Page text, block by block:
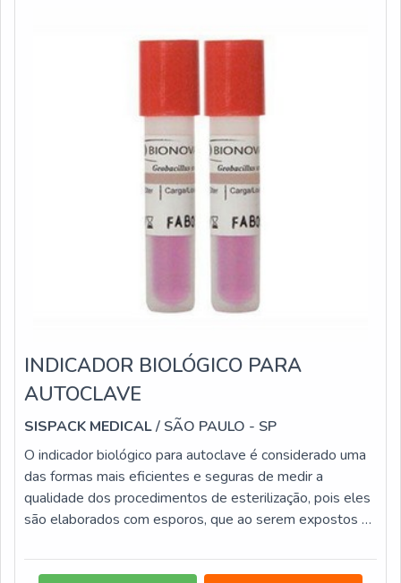
INDICADOR BIOLÓGICO PARA
AUTOCLAVE
SISPACK MEDICAL/ SÃO PAULO - SP
O indicador biológico para autoclave é considerado uma
das formas mais eficientes e seguras de medir a
qualidade dos procedimentos de esterilização, pois eles
são elaborados com esporos, que ao serem expostos ao
forma a eficácia do processo de